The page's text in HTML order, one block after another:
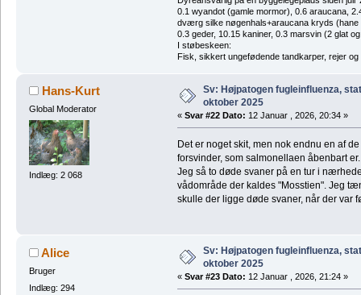
0.1 wyandot (gamle mormor), 0.6 araucana,
dværg silke nøgenhals+araucana kryds
0.3 geder, 10.15 kaniner, 0.3 marsvin (2 glat
I støbeskeen:
Fisk, sikkert ungefødende tandkarper, rejer
Hans-Kurt
Global Moderator
Indlæg: 2 068
Sv: Højpatogen fugleinfluenza,
oktober 2025
« Svar #22 Dato: 12 Januar , 2026, 20:34 »
Det er noget skit, men nok endnu en af
forsvinder, som salmonellaen åbenbart er.
Jeg så to døde svaner på en tur i
vådområde der kaldes "Mosstien". Jeg
skulle der ligge døde svaner, når der var
Alice
Bruger
Indlæg: 294
Sv: Højpatogen fugleinfluenza,
oktober 2025
« Svar #23 Dato: 12 Januar , 2026, 21:24 »